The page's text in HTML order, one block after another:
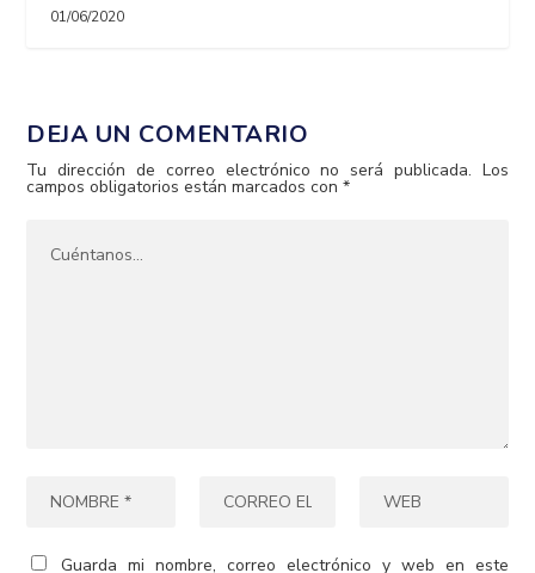
01/06/2020
DEJA UN COMENTARIO
Tu dirección de correo electrónico no será publicada. Los
campos obligatorios están marcados con*
Guarda mi nombre, correo electrónico y web en este